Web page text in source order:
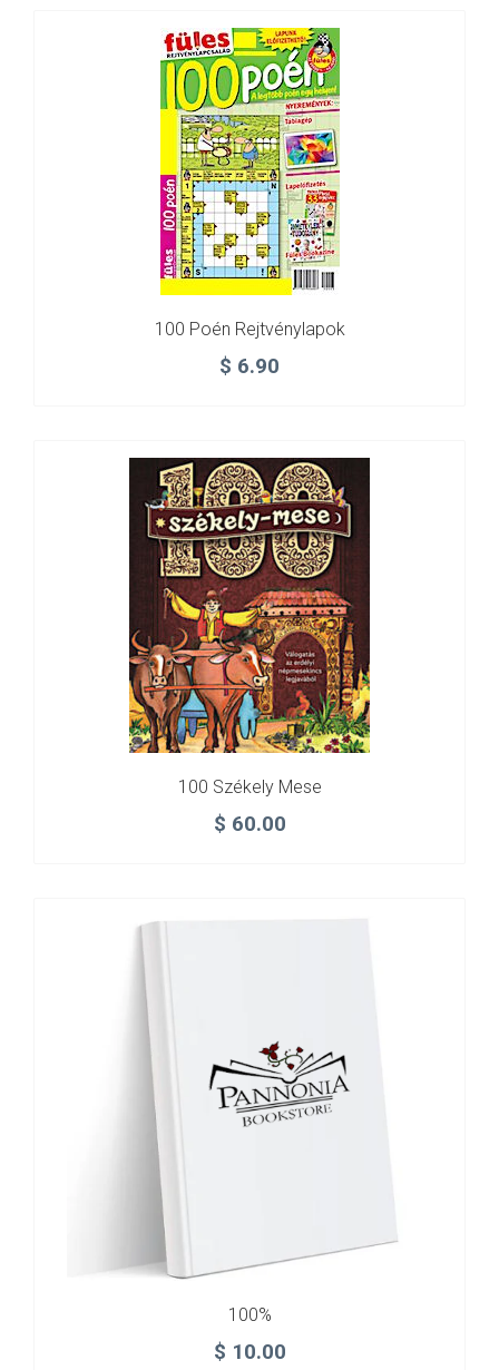
100 Poén Rejtvénylapok
$ 6.90
100 Székely Mese
$ 60.00
100%
$ 10.00